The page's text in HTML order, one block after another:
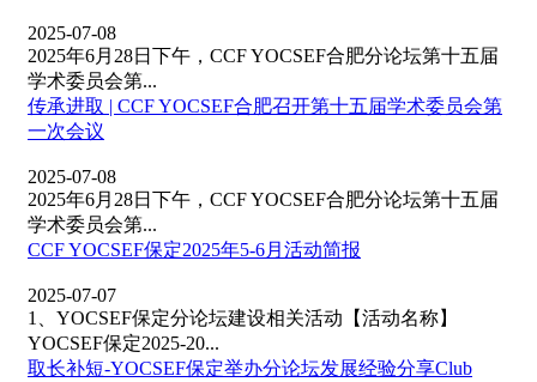
2025-07-08
2025年6月28日下午，CCF YOCSEF合肥分论坛第十五届
学术委员会第...
传承进取 | CCF YOCSEF合肥召开第十五届学术委员会第
一次会议
2025-07-08
2025年6月28日下午，CCF YOCSEF合肥分论坛第十五届
学术委员会第...
CCF YOCSEF保定2025年5-6月活动简报
2025-07-07
1、YOCSEF保定分论坛建设相关活动【活动名称】
YOCSEF保定2025-20...
取长补短-YOCSEF保定举办分论坛发展经验分享Club